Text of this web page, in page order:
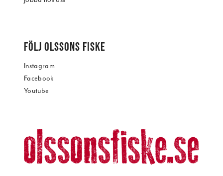
FÖLJ OLSSONS FISKE
Instagram
Facebook
Youtube